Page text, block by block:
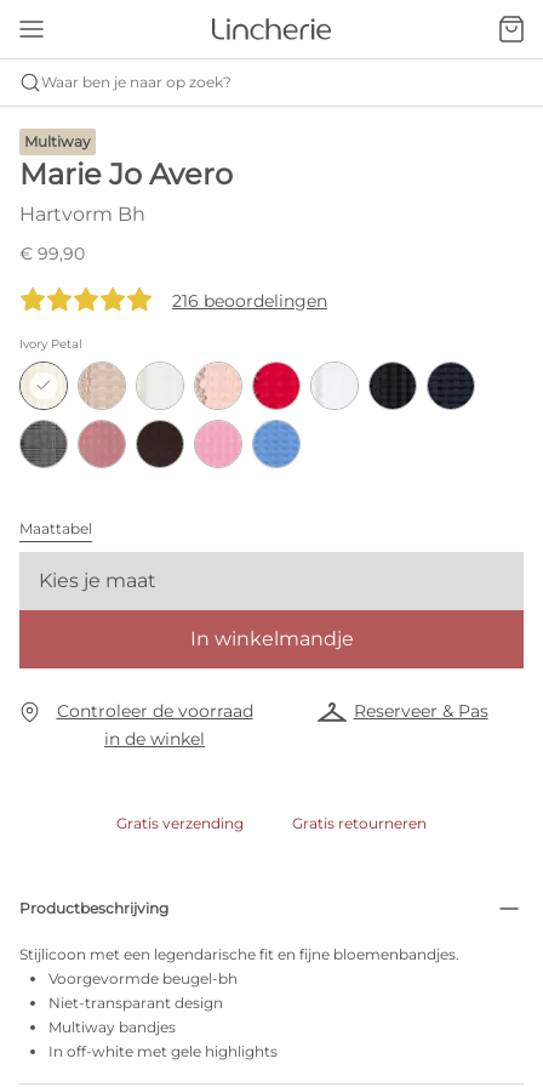
Waar ben je naar op zoek?
Multiway
Marie Jo Avero
Hartvorm Bh
€ 99,90
216 beoordelingen
Ivory Petal
Maattabel
Kies je maat
In winkelmandje
Controleer de voorraad
in de winkel
Reserveer & Pas
Gratis verzending Gratis retourneren
Productbeschrijving
Stijlicoon met een legendarische fit en fijne bloemenbandjes.
Voorgevormde beugel-bh
Niet-transparant design
Multiway bandjes
In off-white met gele highlights